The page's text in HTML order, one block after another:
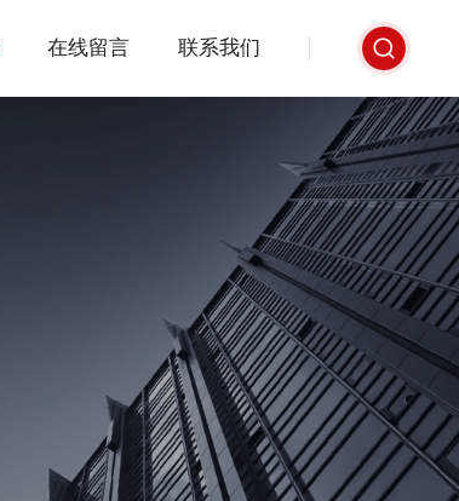
在线留言 联系我们